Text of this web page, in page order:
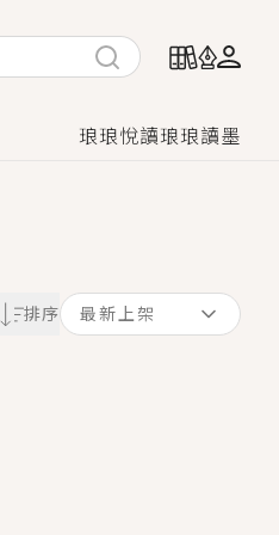
琅琅悅讀琅琅讀墨
後悔了？
排序 最新上架